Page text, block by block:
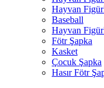
Hayvan
Baseball
Hayvan
Fötr Şapka
Kasket
Çocuk Şapka
Hasır Fötr